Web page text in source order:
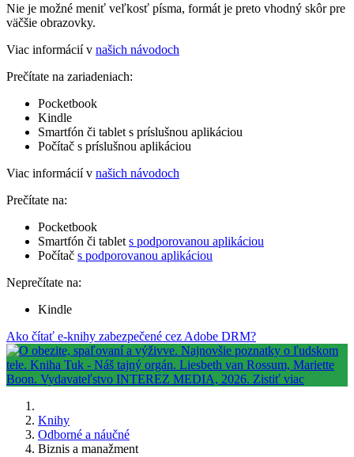
Nie je možné meniť veľkosť písma, formát je preto vhodný skôr pre
väčšie obrazovky.
Viac informácií v našich návodoch
Prečítate na zariadeniach:
Pocketbook
Kindle
Smartfón či tablet s príslušnou aplikáciou
Počítač s príslušnou aplikáciou
Viac informácií v našich návodoch
Prečítate na:
Pocketbook
Smartfón či tablet s podporovanou aplikáciou
Počítač s podporovanou aplikáciou
Neprečítate na:
Kindle
Ako čítať e-knihy zabezpečené cez Adobe DRM?
Knihy
Odborné a náučné
Biznis a manažment